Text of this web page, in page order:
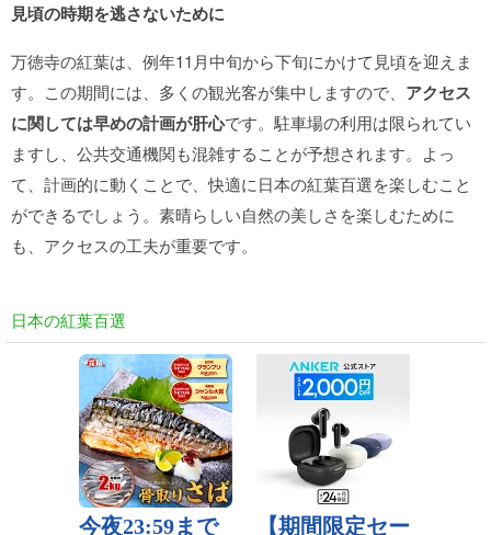
見頃の時期を逃さないために
万徳寺の紅葉は、例年11月中旬から下旬にかけて見頃を迎えま
す。この期間には、多くの観光客が集中しますので、 アクセス
に関しては早めの計画が肝心です。駐車場の利用は限られてい
ますし、公共交通機関も混雑することが予想されます。よっ
て、計画的に動くことで、快適に日本の紅葉百選を楽しむこと
ができるでしょう。素晴らしい自然の美しさを楽しむために
も、アクセスの工夫が重要です。
日本の紅葉百選